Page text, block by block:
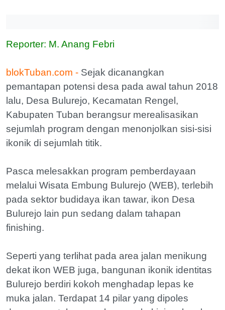
Reporter: M. Anang Febri
blokTuban.com - Sejak dicanangkan
pemantapan potensi desa pada awal tahun 2018
lalu, Desa Bulurejo, Kecamatan Rengel,
Kabupaten Tuban berangsur merealisasikan
sejumlah program dengan menonjolkan sisi-sisi
ikonik di sejumlah titik.
Pasca melesakkan program pemberdayaan
melalui Wisata Embung Bulurejo (WEB), terlebih
pada sektor budidaya ikan tawar, ikon Desa
Bulurejo lain pun sedang dalam tahapan
finishing.
Seperti yang terlihat pada area jalan menikung
dekat ikon WEB juga, bangunan ikonik identitas
Bulurejo berdiri kokoh menghadap lepas ke
muka jalan. Terdapat 14 pilar yang dipoles